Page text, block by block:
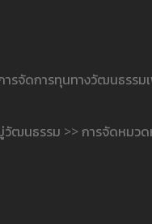
ารจัดการทุนทางวัฒนธรร
วัฒนธรรม >> การจัดหมว